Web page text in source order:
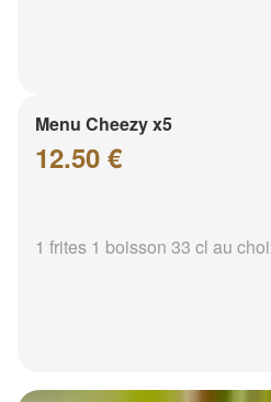
Menu Cheezy x5
12.50 €
1 frites 1 boisson 33 cl au